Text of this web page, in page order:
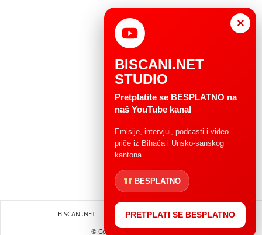
BISCANI.NET Impressum
Uvjeti korištenja
© Copryright 2004 - 2025.
×
BISCANI.NET
STUDIO
Pretplatite se BESPLATNO na
naš YouTube kanal
Emisije, intervjui, podcasti i video
priče iz Bihaća i Unsko-sanskog
kantona.
BESPLATNO
PRETPLATI SE BESPLATNO